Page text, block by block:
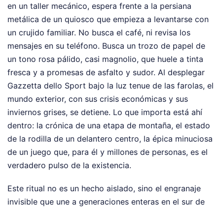
en un taller mecánico, espera frente a la persiana
metálica de un quiosco que empieza a levantarse con
un crujido familiar. No busca el café, ni revisa los
mensajes en su teléfono. Busca un trozo de papel de
un tono rosa pálido, casi magnolio, que huele a tinta
fresca y a promesas de asfalto y sudor. Al desplegar
Gazzetta dello Sport bajo la luz tenue de las farolas, el
mundo exterior, con sus crisis económicas y sus
inviernos grises, se detiene. Lo que importa está ahí
dentro: la crónica de una etapa de montaña, el estado
de la rodilla de un delantero centro, la épica minuciosa
de un juego que, para él y millones de personas, es el
verdadero pulso de la existencia.
Este ritual no es un hecho aislado, sino el engranaje
invisible que une a generaciones enteras en el sur de